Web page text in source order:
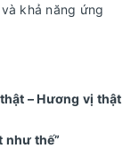
khả năng ứng
– Hương vị thật
như thế”